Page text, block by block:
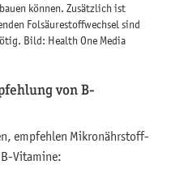
können. Zusätzlich ist
Folsäurestoffwechsel sind
Bild: Health One Media
von B-
empfehlen Mikronährstoff-
Vitamine: